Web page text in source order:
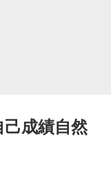
成績自然